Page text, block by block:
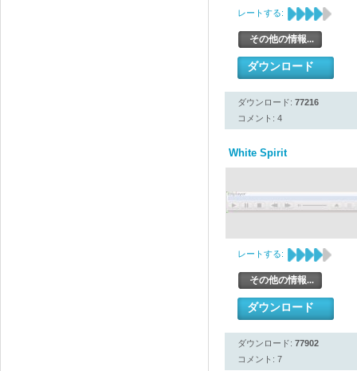
レートする:
その他の情報...
ダウンロード
ダウンロード: 77216
コメント: 4
White Spirit
レートする:
その他の情報...
ダウンロード
ダウンロード: 77902
コメント: 7